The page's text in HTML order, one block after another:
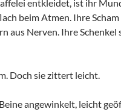
entkleidet, ist ihr
beim Atmen. Ihre
aus Nerven. Ihre Schenkel
Doch sie zittert leicht.
angewinkelt, leicht